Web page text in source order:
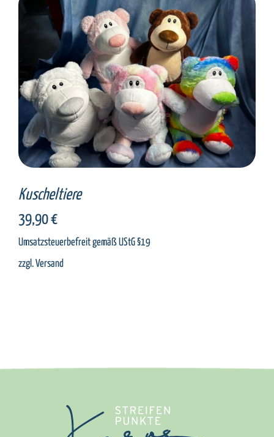
SELECT OPTIONS / DETAILS
Kuscheltiere
39,90€
Umsatzsteuerbefreit gemäß UStG §19
zzgl.Versand